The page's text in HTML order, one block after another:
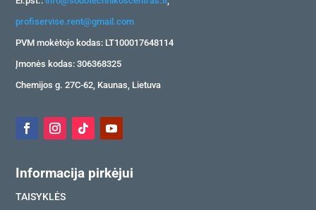
profiservise.rent@gmail.com
PVM mokėtojo kodas: LT100017648114
Įmonės kodas: 306368325
Chemijos g. 27C-62, Kaunas, Lietuva
Informacija pirkėjui
TAISYKLĖS